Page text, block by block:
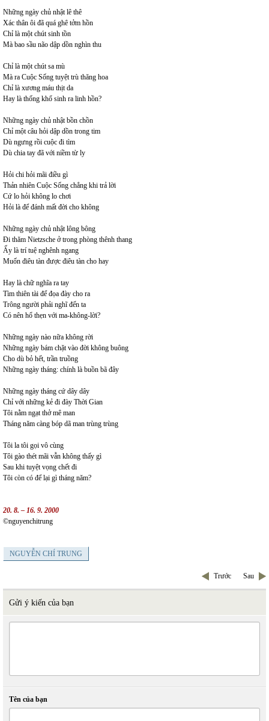
Những ngày chủ nhật lê thê
Xác thân ôi đã quá ghê tởm hồn
Chỉ là một chút sinh tồn
Mà bao sầu não dập dồn nghìn thu
Chỉ là một chút sa mù
Mà ra Cuộc Sống tuyệt trù thăng hoa
Chỉ là xương máu thịt da
Hay là thống khổ sinh ra linh hồn?
Những ngày chủ nhật bồn chồn
Chỉ một câu hỏi dập dồn trong tim
Dù ngưng rồi cuộc đi tìm
Dù chia tay đã với niềm từ ly
Hỏi chi hỏi mãi điều gì
Thản nhiên Cuộc Sống chẳng khi trả lời
Cứ lo hỏi không lo chơi
Hỏi là để đánh mất đời cho không
Những ngày chủ nhật lông bông
Đi thăm Nietzsche ở trong phòng thênh thang
Ấy là trí tuệ nghênh ngang
Muốn điêu tàn được điêu tàn cho hay
Hay là chữ nghĩa ra tay
Tìm thiên tài để đọa đày cho ra
Trông người phải nghĩ đến ta
Có nên hổ thẹn với ma-không-lời?
Những ngày nào nữa không rời
Những ngày bám chặt vào đời không buông
Cho dù bỏ hết, trần truồng
Những ngày tháng: chính là buồn bã đây
Những ngày tháng cứ dây dây
Chỉ với những kẻ đi đày Thời Gian
Tôi nằm ngạt thở mê man
Tháng năm càng bóp dã man trùng trùng
Tôi la tôi gọi vô cùng
Tôi gào thét mãi vẫn không thấy gì
Sau khi tuyệt vọng chết đi
Tôi còn có để lại gì tháng năm?
20. 8. – 16. 9. 2000
©nguyenchitrung
NGUYỄN CHÍ TRUNG
Trước Sau
Gửi ý kiến của bạn
Tên của bạn